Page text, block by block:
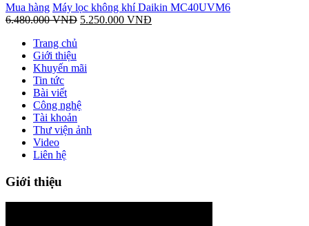
Mua hàng Máy lọc không khí Daikin MC40UVM6
6.480.000VNĐ 5.250.000 VNĐ
Trang chủ
Giới thiệu
Khuyến mãi
Tin tức
Bài viết
Công nghệ
Tài khoản
Thư viện ảnh
Video
Liên hệ
Giới thiệu